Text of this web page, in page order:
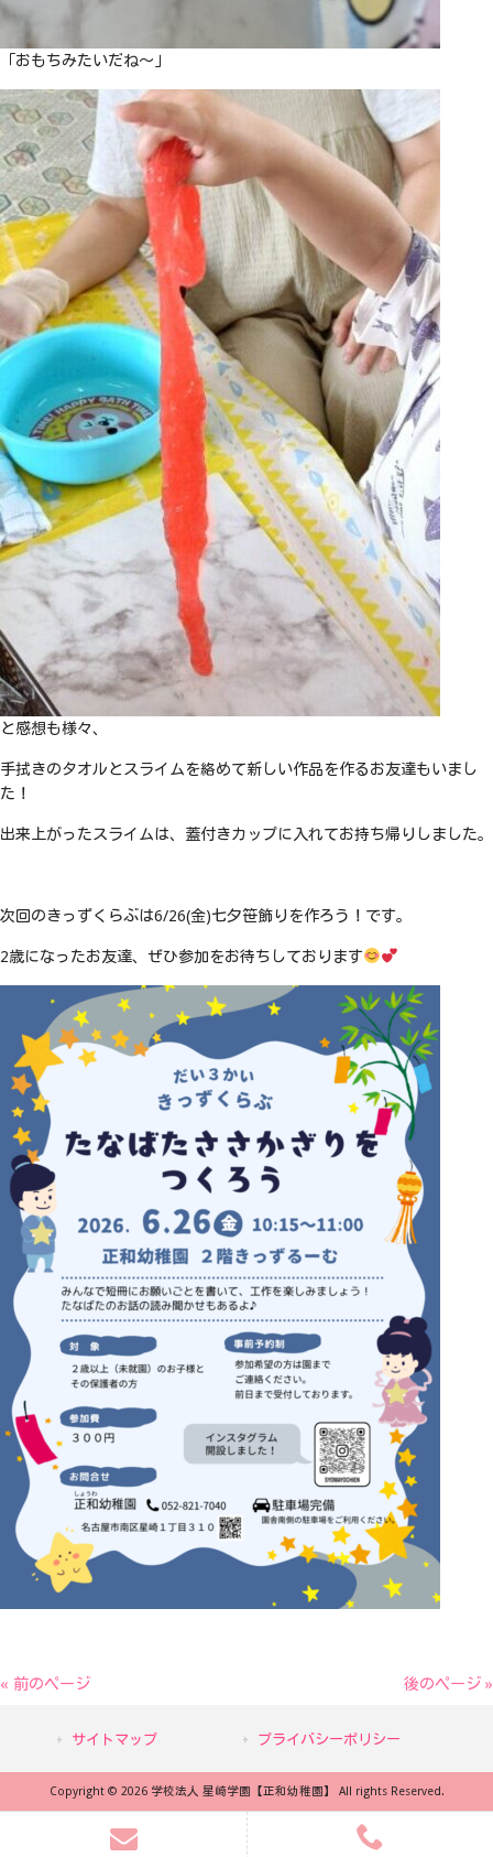
「おもちみたいだね〜」
と感想も様々、
手拭きのタオルとスライムを絡めて新しい作品を作るお友達もいまし
た！
出来上がったスライムは、蓋付きカップに入れてお持ち帰りしました。
次回のきっずくらぶは6/26(金)七夕笹飾りを作ろう！です。
2歳になったお友達、ぜひ参加をお待ちしております
« 前のページ 後のページ »
サイトマップ プライバシーポリシー
Copyright © 2026 学校法人 星崎学園【正和幼稚園】 All rights Reserved.